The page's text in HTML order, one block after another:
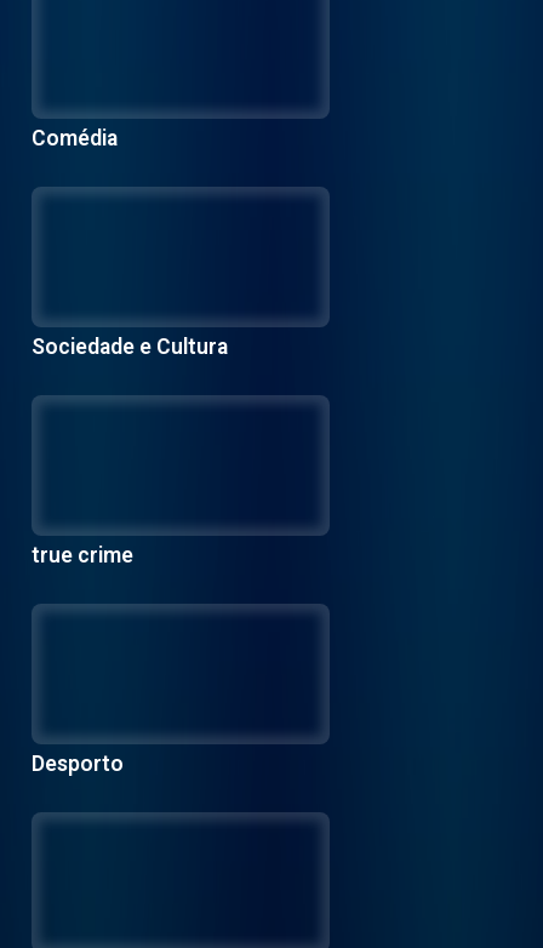
Comédia
Sociedade e Cultura
true crime
Desporto